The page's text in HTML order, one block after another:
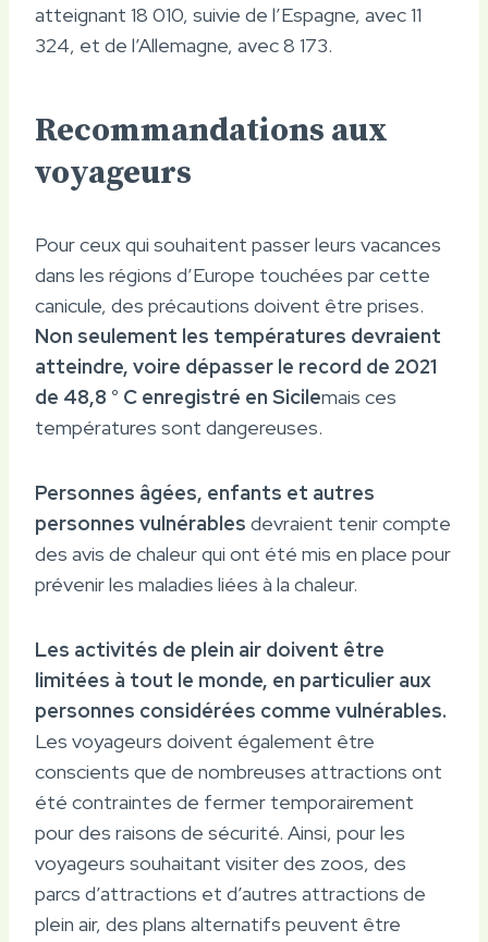
atteignant 18 010, suivie de l’Espagne, avec 11
324, et de l’Allemagne, avec 8 173.
Recommandations aux
voyageurs
Pour ceux qui souhaitent passer leurs vacances
dans les régions d’Europe touchées par cette
canicule, des précautions doivent être prises.
Non seulement les températures devraient
atteindre, voire dépasser le record de 2021
de 48,8 ° C enregistré en Sicilemais ces
températures sont dangereuses.
Personnes âgées, enfants et autres
personnes vulnérables devraient tenir compte
des avis de chaleur qui ont été mis en place pour
prévenir les maladies liées à la chaleur.
Les activités de plein air doivent être
limitées à tout le monde, en particulier aux
personnes considérées comme vulnérables.
Les voyageurs doivent également être
conscients que de nombreuses attractions ont
été contraintes de fermer temporairement
pour des raisons de sécurité. Ainsi, pour les
voyageurs souhaitant visiter des zoos, des
parcs d’attractions et d’autres attractions de
plein air, des plans alternatifs peuvent être